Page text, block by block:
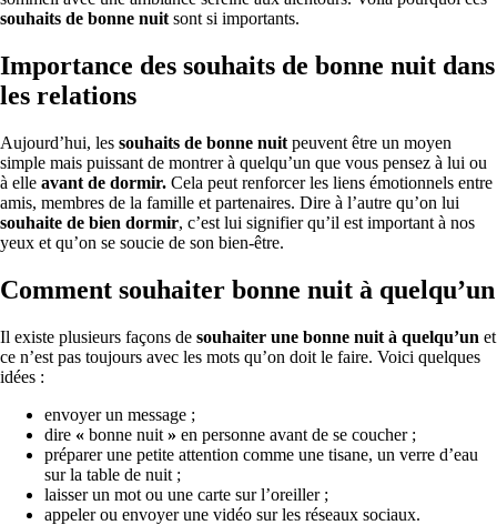
souhaits de bonne nuit sont si importants.
Importance des souhaits de bonne nuit dans
les relations
Aujourd’hui, les souhaits de bonne nuit peuvent être un moyen
simple mais puissant de montrer à quelqu’un que vous pensez à lui ou
à elle avant de dormir. Cela peut renforcer les liens émotionnels entre
amis, membres de la famille et partenaires. Dire à l’autre qu’on lui
souhaite de bien dormir, c’est lui signifier qu’il est important à nos
yeux et qu’on se soucie de son bien-être.
Comment souhaiter bonne nuit à quelqu’un
Il existe plusieurs façons de souhaiter une bonne nuit à quelqu’un et
ce n’est pas toujours avec les mots qu’on doit le faire. Voici quelques
idées :
envoyer un message ;
dire « bonne nuit » en personne avant de se coucher ;
préparer une petite attention comme une tisane, un verre d’eau
sur la table de nuit ;
laisser un mot ou une carte sur l’oreiller ;
appeler ou envoyer une vidéo sur les réseaux sociaux.